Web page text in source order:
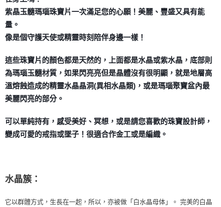
免運費
紫晶玉髓瑪瑙珠寶片一次滿足您的心願！美麗、豐盛又具有能
量。
像是個守護天使或精靈時刻陪伴身邊一樣！
這些珠寶片的顏色都是天然的，上面都是水晶或紫水晶，底部則
為瑪瑙玉髓材質，如果閃亮亮但是晶體沒有很明顯，就是地層高
溫熔蝕造成的精靈水晶晶洞(異相水晶類)，或是瑪瑙聚寶盆內最
美麗閃亮的部分。
可以單純持有，感受美好、冥想，或是請您喜歡的珠寶設計師，
變成可愛的戒指或墜子！很適合作金工或是編織。
水晶簇：
它以群體方式，生長在一起，所以，亦被做「白水晶母体」。 完美的白晶